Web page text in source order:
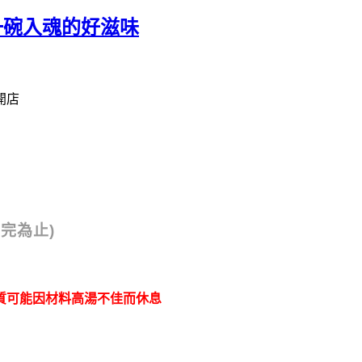
入魂的好滋味
店
為止)
可能因材料高湯不佳而休息